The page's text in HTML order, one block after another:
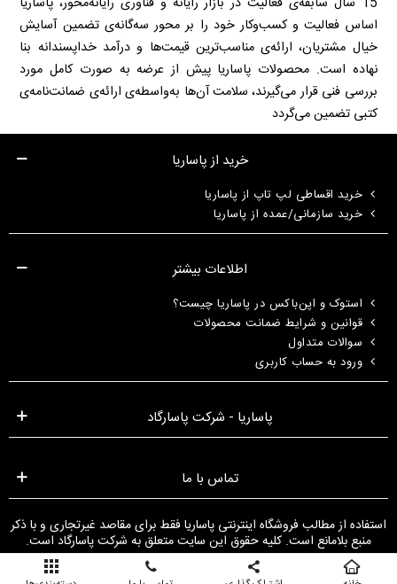
اساس فعالیت و کسب‌وکار خود را بر محور سه‌گانه‌ی تضمین آسایش
خیال مشتریان، ارائه‌ی مناسب‌ترین قیمت‌ها و درآمد خداپسندانه بنا
نهاده است. محصولات پاساریا پیش از عرضه به صورت کامل مورد
بررسی فنی قرار می‌گیرند، سلامت آن‌ها به‌واسطه‌ی ارائه‌ی ضمانت‌نامه‌ی
کتبی تضمین می‌گردد
خرید از پاساریا
خرید اقساطی لپ تاپ از پاساریا
خرید سازمانی/عمده از پاساریا
اطلاعات بیشتر
استوک و اپن‌باکس در پاساریا چیست؟
قوانین و شرایط ضمانت محصولات
سوالات متداول
ورود به حساب کاربری
پاساریا - شرکت پاسارگاد
تماس با ما
استفاده از مطالب فروشگاه اینترنتی پاساریا فقط برای مقاصد غیرتجاری و با ذکر
منبع بلامانع است. کلیه حقوق این سایت متعلق به شرکت پاسارگاد است.